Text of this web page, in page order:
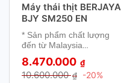
Máy thái thịt BERJAYA
BJY SM250 EN
* Sản phẩm chất lượng
đến từ Malaysia
* Hoạt động bền bỉ, dễ
dàng vận hành.
* Tiết kiệm điện, an toàn
8.470.000 ₫
10.600.000₫ -20%